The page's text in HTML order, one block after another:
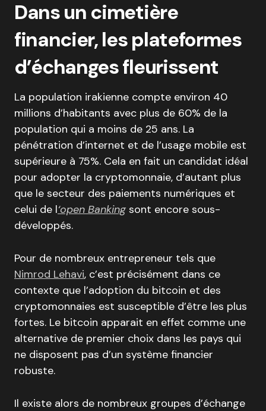
Dans un cimetière
financier, les plateformes
d’échanges fleurissent
La population irakienne compte environ 40
millions d’habitants avec plus de 60% de la
population qui a moins de 25 ans. La
pénétration d’internet et de l’usage mobile est
supérieure à 75%. Cela en fait un candidat idéal
pour adopter la cryptomonnaie, d’autant plus
que le secteur des paiements numériques et
celui de l‘open Banking sont encore sous-
développés.
Pour de nombreux entrepreneur tels que
Nimrod Lehavi, c’est précisément dans ce
contexte que l’adoption du bitcoin et des
cryptomonnaies est susceptible d’être les plus
fortes. Le bitcoin apparait en effet comme une
alternative de premier choix dans les pays qui
ne disposent pas d’un système financier
robuste.
Il existe alors de nombreux groupes d’échange